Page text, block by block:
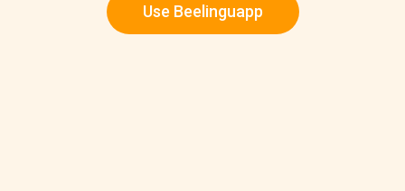
Use Beelinguapp